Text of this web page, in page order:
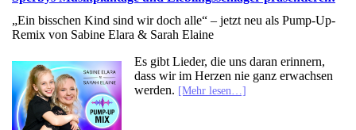
„Ein bisschen Kind sind wir doch alle“ – jetzt neu als Pump-Up-
Remix von Sabine Elara & Sarah Elaine
Es gibt Lieder, die uns daran erinnern,
dass wir im Herzen nie ganz erwachsen
werden. [Mehr lesen…]